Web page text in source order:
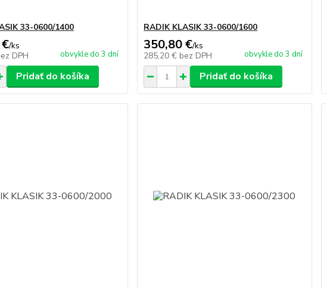
33-0600/1400
/ks
DPH obvykle do 3 dní
Pridať do košíka
RADIK KLASIK 33-0600/1600
350,80 €/ks
285,20 € bez DPH obvykle do 3 dní
Pridať do košíka